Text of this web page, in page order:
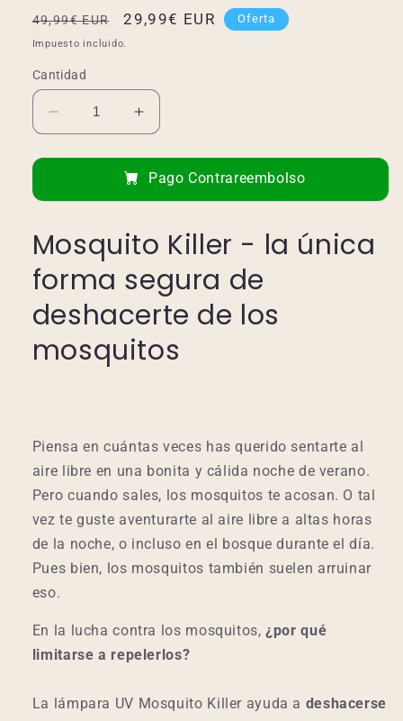
Precio
habitual
49,99€ EUR
Precio
29,99€ EUR Oferta
Impuesto incluido.
Cantidad
Reducir
cantidad
para
Matamosquitos
eléctrico
Aumentar
cantidad
para
Matamosquitos
eléctrico
Pago Contrareembolso
Mosquito Killer - la única
forma segura de
deshacerte de los
mosquitos
Piensa en cuántas veces has querido sentarte al
aire libre en una bonita y cálida noche de verano.
Pero cuando sales, los mosquitos te acosan. O tal
vez te guste aventurarte al aire libre a altas horas
de la noche, o incluso en el bosque durante el día.
Pues bien, los mosquitos también suelen arruinar
eso.
En la lucha contra los mosquitos,¿por qué
limitarse a repelerlos?
La lámpara UV Mosquito Killer ayuda a deshacerse